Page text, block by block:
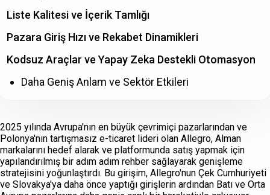
2025 yılında Avrupa'nın en büyük çevrimiçi pazarlarından ve
Polonya'nın tartışmasız e-ticaret lideri olan Allegro, Alman
markalarını hedef alarak ve platformunda satış yapmak için
yapılandırılmış bir adım adım rehber sağlayarak genişleme
stratejisini yoğunlaştırdı. Bu girişim, Allegro'nun Çek Cumhuriyeti
ve Slovakya'ya daha önce yaptığı girişlerin ardından Batı ve Orta
Liste Kalitesi ve İçerik Tamlığı
Pazara Giriş Hızı ve Rekabet Dinamikleri
Kodsuz Araçlar ve Yapay Zeka Destekli Otomasyon
Daha Geniş Anlam ve Sektör Etkileri